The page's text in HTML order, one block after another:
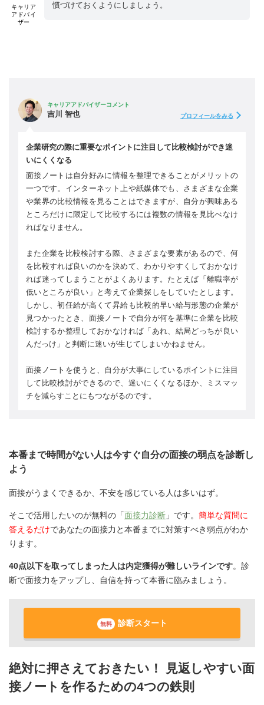
キャリア
アドバイ
ザー
慣づけておくようにしましょう。
キャリアアドバイザーコメント
吉川 智也 プロフィールをみる
企業研究の際に重要なポイントに注目して比較検討ができ迷
いにくくなる
面接ノートは自分好みに情報を整理できることがメリットの
一つです。インターネット上や紙媒体でも、さまざまな企業
や業界の比較情報を見ることはできますが、自分が興味ある
ところだけに限定して比較するには複数の情報を見比べなけ
ればなりません。
また企業を比較検討する際、さまざまな要素があるので、何
を比較すれば良いのかを決めて、わかりやすくしておかなけ
れば迷ってしまうことがよくあります。たとえば「離職率が
低いところが良い」と考えて企業探しをしていたとします。
しかし、初任給が高くて昇給も比較的早い給与形態の企業が
見つかったとき、面接ノートで自分が何を基準に企業を比較
検討するか整理しておかなければ「あれ、結局どっちが良い
んだっけ」と判断に迷いが生じてしまいかねません。
面接ノートを使うと、自分が大事にしているポイントに注目
して比較検討ができるので、迷いにくくなるほか、ミスマッ
チを減らすことにもつながるのです。
本番まで時間がない人は今すぐ自分の面接の弱点を診断し
よう
面接がうまくできるか、不安を感じている人は多いはず。
そこで活用したいのが無料の「面接力診断 」です。 簡単な質問に
答えるだけであなたの面接力と本番までに対策すべき弱点がわか
ります。
40点以下を取ってしまった人は内定獲得が難しいラインです。診
断で面接力をアップし、自信を持って本番に臨みましょう。
無料 診断スタート
絶対に押さえておきたい！ 見返しやすい面
接ノートを作るための4つの鉄則